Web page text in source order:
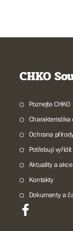
CHKO
Poznejte CHKO
Charakteristika
Ochrana
Potřebuji vyřídit
Aktuality a akce
Kontakty
Dokumenty a